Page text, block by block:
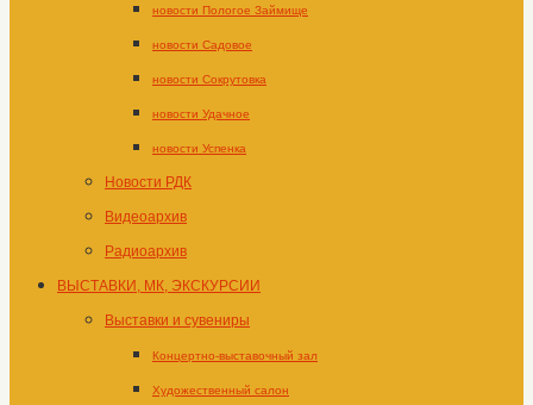
новости Пологое Займище
новости Садовое
новости Сокрутовка
новости Удачное
новости Успенка
Новости РДК
Видеоархив
Радиоархив
ВЫСТАВКИ, МК, ЭКСКУРСИИ
Выставки и сувениры
Концертно-выставочный зал
Художественный салон